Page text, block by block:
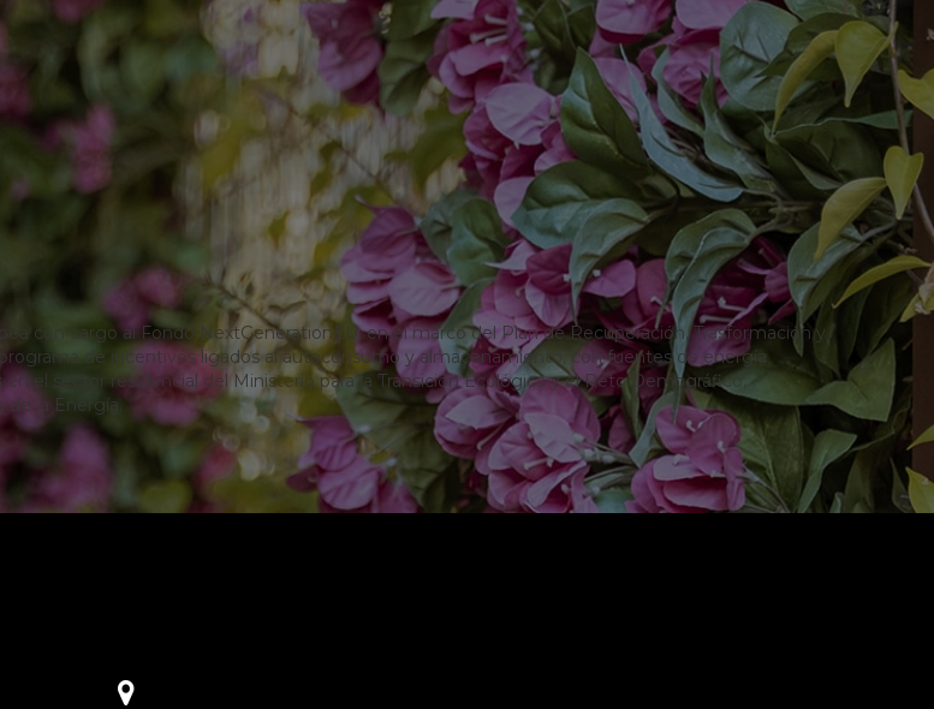
con cargo al Fondo NextGenerationEU, en el marco del Plan de Recuperación, Trasformación y
de incentivos ligados al autoconsumo y almacenamiento, con fuentes de energía
el sector residencial del Ministerio para la Transición Ecológica y el Reto Demográfico,
de la Energía.